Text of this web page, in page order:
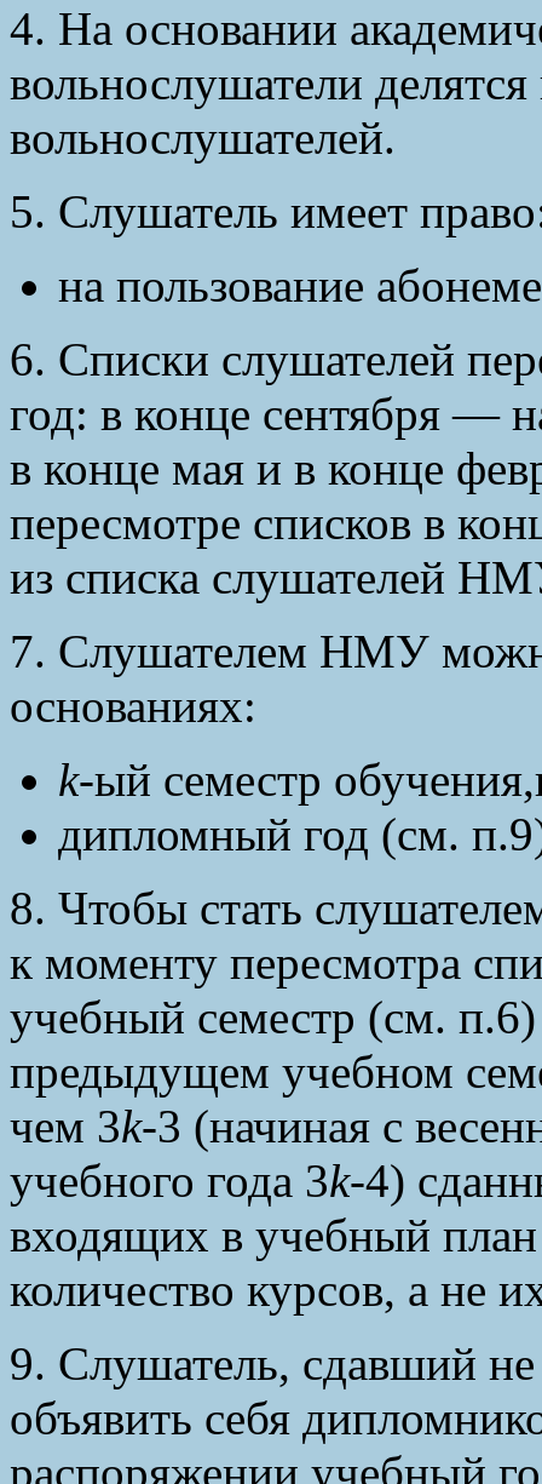
4. На основании
вольнослушатели
вольнослушателей.
5. Слушатель имеет
на пользование
6. Списки слушателей
год: в конце сентября —
в конце мая и в конце
пересмотре списков в
из списка слушателей
7. Слушателем НМУ
основаниях:
k-ый семестр
дипломный год (см.
8. Чтобы стать
к моменту пересмотра
учебный семестр (см.
предыдущем учебном
чем 3k-3 (начиная с
учебного года 3k-4)
входящих в учебный
количество курсов, а не
9. Слушатель, сдавший
объявить себя
распоряжении учебный